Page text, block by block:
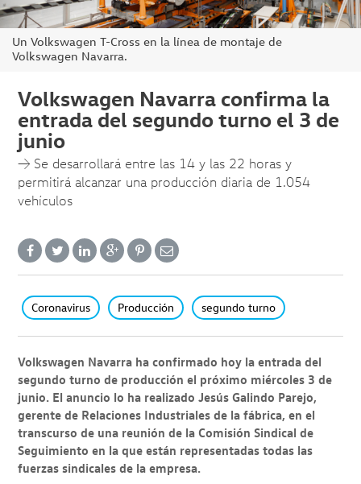
Un Volkswagen T-Cross en la línea de montaje de
Volkswagen Navarra.
Volkswagen Navarra confirma la
entrada del segundo turno el 3 de
junio
→ Se desarrollará entre las 14 y las 22 horas y
permitirá alcanzar una producción diaria de 1.054
vehículos
Coronavirus Producción segundo turno
Volkswagen Navarra ha confirmado hoy la entrada del
segundo turno de producción el próximo miércoles 3 de
junio. El anuncio lo ha realizado Jesús Galindo Parejo,
gerente de Relaciones Industriales de la fábrica, en el
transcurso de una reunión de la Comisión Sindical de
Seguimiento en la que están representadas todas las
fuerzas sindicales de la empresa.